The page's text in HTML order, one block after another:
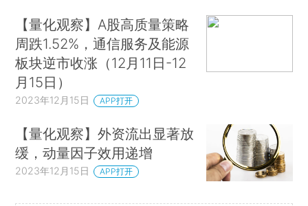
【量化观察】A股高质量策略
周跌1.52%，通信服务及能源
板块逆市收涨（12月11日-12
月15日）
2023年12月15日 APP打开
【量化观察】外资流出显著放
缓，动量因子效用递增
2023年12月15日 APP打开